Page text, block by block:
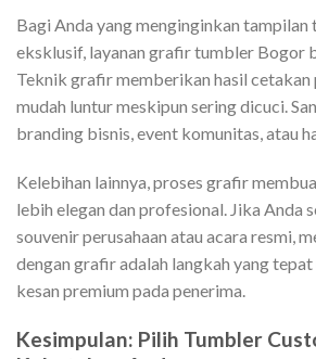
Bagi Anda yang menginginkan
eksklusif, layanan grafir tumbler Bogor
Teknik grafir memberikan hasil cetakan
mudah luntur meskipun sering dicuci.
branding bisnis, event komunitas, atau
Kelebihan lainnya, proses grafir
lebih elegan dan profesional. Jika Anda
souvenir perusahaan atau acara resmi,
dengan grafir adalah langkah yang
kesan premium pada penerima.
Kesimpulan: Pilih Tumbler